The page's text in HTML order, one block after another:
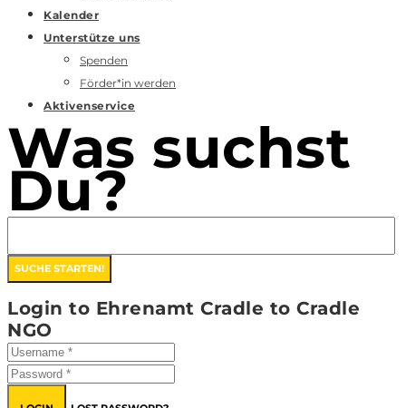
Kalender
Unterstütze uns
Spenden
Förder*in werden
Aktivenservice
Was suchst
Du?
Login to Ehrenamt Cradle to Cradle
NGO